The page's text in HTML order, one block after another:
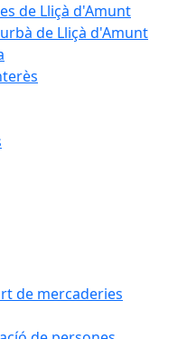
de Lliçà d'Amunt
de Lliçà d'Amunt
de mercaderies